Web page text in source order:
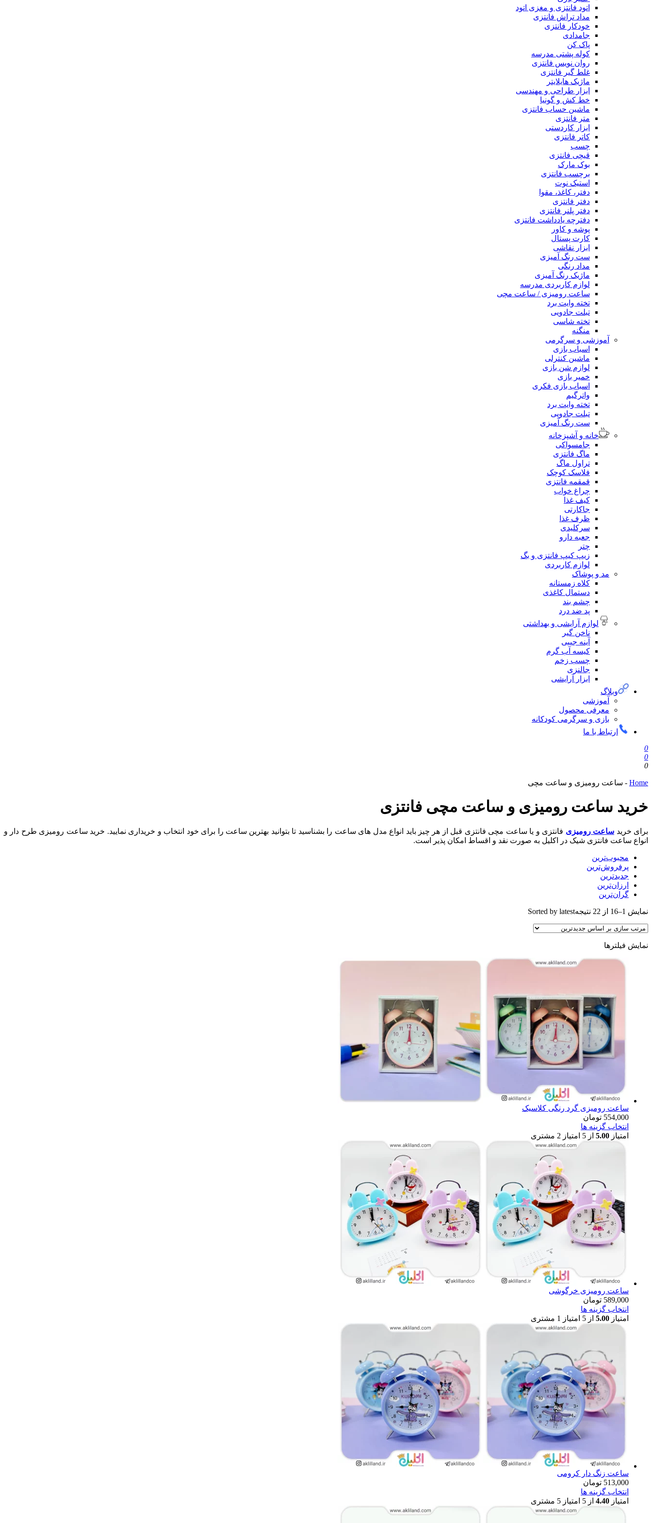
اتود فانتزی و مغزی اتود
مداد تراش فانتزی
خودکار فانتزی
جامدادی
پاک کن
کوله پشتی مدرسه
روان نویس فانتزی
غلط گیر فانتزی
ماژیک هایلایتر
ابزار طراحی و مهندسی
خط کش و گونیا
ماشین حساب فانتزی
متر فانتزی
ابزار کاردستی
کاتر فانتزی
چسب
قیچی فانتزی
بوک مارک
برچسب فانتزی
استیک نوت
دفتر، کاغذ، مقوا
دفتر فانتزی
دفتر پلنر فانتزی
دفترچه یادداشت فانتزی
پوشه و کاور
کارت پستال
ابزار نقاشی
ست رنگ آمیزی
مداد رنگی
ماژیک رنگ آمیزی
لوازم کاربردی مدرسه
ساعت رومیزی / ساعت مچی
تخته وایت برد
تبلت جادویی
تخته شاسی
منگنه
آموزشی و سرگرمی
اسباب بازی
ماشین کنترلی
لوازم شن بازی
خمیر بازی
اسباب بازی فکری
واترگیم
تخته وایت برد
تبلت جادویی
ست رنگ آمیزی
خانه و آشپزخانه
جامسواکی
ماگ فانتزی
تراول ماگ
فلاسک کوچک
قمقمه فانتزی
چراغ خواب
کیف غذا
جاکارتی
ظرف غذا
سرکلیدی
جعبه دارو
چتر
زیپ کیپ فانتزی و بگ
لوازم کاربردی
مد و پوشاک
کلاه زمستانه
دستمال کاغذی
چشم بند
پد ضد درد
لوازم آرایشی و بهداشتی
ناخن گیر
آینه جیبی
کیسه آب گرم
چسب زخم
جالنزی
ابزار آرایشی
وبلاگ
آموزشی
معرفی محصول
بازی و سرگرمی کودکانه
ارتباط با ما
0
0
0
Home
- ساعت رومیزی و ساعت مچی
خرید ساعت رومیزی و ساعت مچی فانتزی
برای خرید ساعت رومیزی فانتزی و یا ساعت مچی فانتزی قبل از هر چیز باید انواع مدل های ساعت را بشناسید تا بتوانید بهترین ساعت را برای خود انتخاب و خریداری نمایید. خرید ساعت رومیزی طرح دار و
انواع ساعت فانتزی شیک در اکلیل به صورت نقد و اقساط امکان پذیر است.
محبوب‌ترین
پرفروش‌ترین
جدیدترین
ارزان‌ترین
گران‌ترین
نمایش 1–16 از 22 نتیجه Sorted by latest
نمایش فیلترها
ساعت رومیزی گرد رنگی کلاسیک
554,000 تومان
انتخاب گزینه ها
امتیاز 5.00 از 5 امتیاز 2 مشتری
ساعت رومیزی خرگوشی
589,000 تومان
انتخاب گزینه ها
امتیاز 5.00 از 5 امتیاز 1 مشتری
ساعت زنگ دار کرومی
513,000 تومان
انتخاب گزینه ها
امتیاز 4.40 از 5 امتیاز 5 مشتری